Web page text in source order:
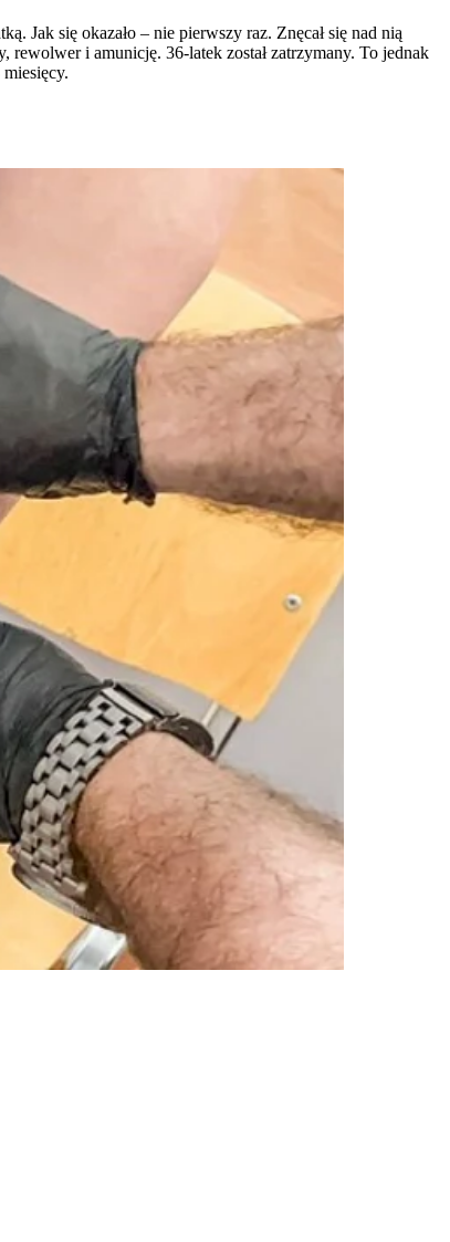
Jak się okazało – nie pierwszy raz. Znęcał się nad nią
i amunicję. 36-latek został zatrzymany. To jednak